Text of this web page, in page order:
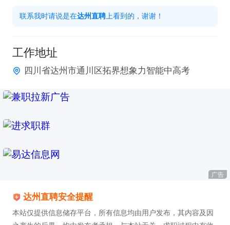
综合薪资5000+
联系我时请说是在达州直聘 上看到的，谢谢！
工作地址
四川省达州市通川区拓界想象力智能中高考
广告
达州直聘安全提醒
本站仅提供信息储存平台，所有信息均由用户发布，其内容及因